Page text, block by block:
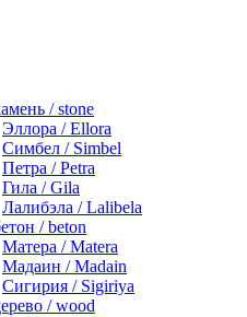
/ stone
Эллора / Ellora
Симбел / Simbel
Петра / Petra
Гила / Gila
Лалибэла / Lalibela
/ beton
Матера / Matera
Мадаин / Madain
Сигирия / Sigiriya
/ wood